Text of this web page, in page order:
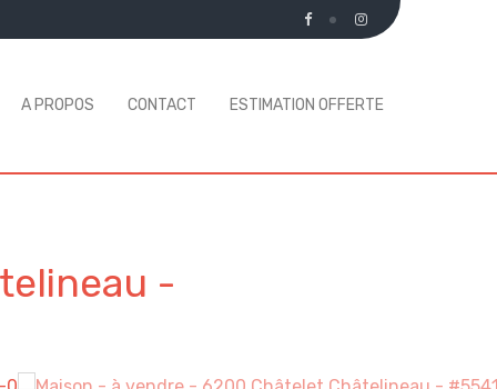
A PROPOS CONTACT ESTIMATION OFFERTE
-